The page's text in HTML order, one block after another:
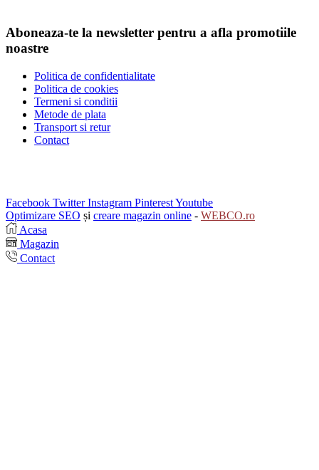
Aboneaza-te la newsletter pentru a afla promotiile
noastre
Politica de confidentialitate
Politica de cookies
Termeni si conditii
Metode de plata
Transport si retur
Contact
Facebook Twitter Instagram PinterestYoutube
Optimizare SEO și creare magazin online - WEBCO.ro
Acasa
Magazin
Contact